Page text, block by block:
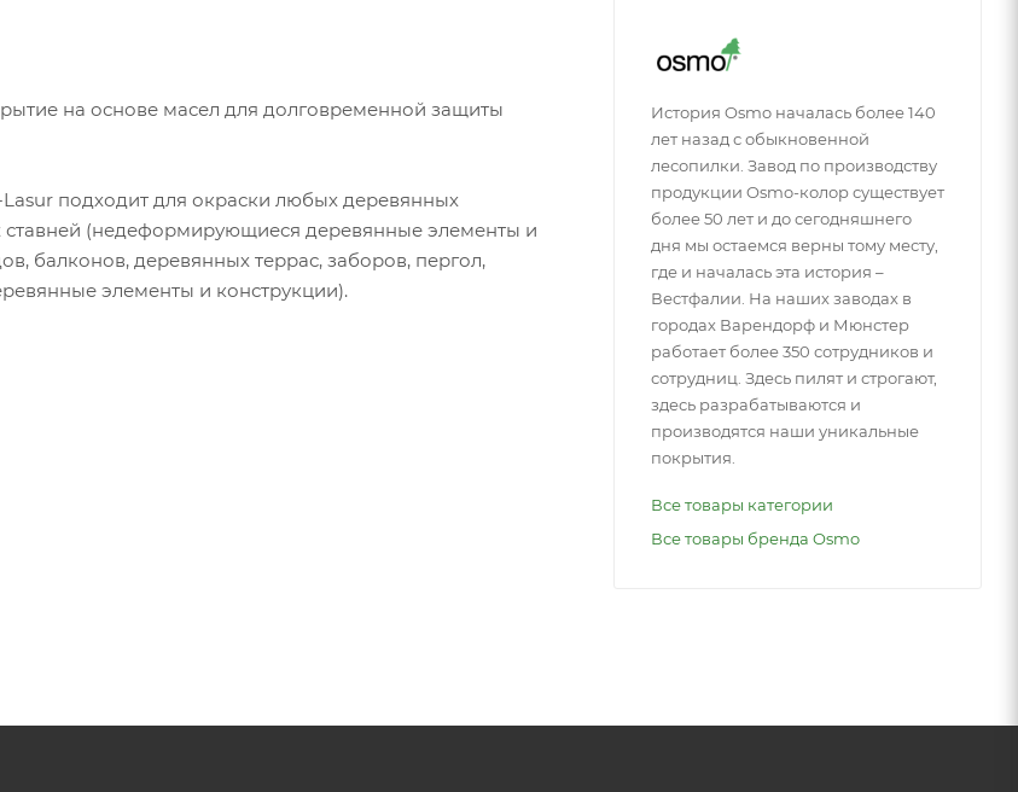
на основе масел для долговременной защиты
подходит для окраски любых деревянных
(недеформирующиеся деревянные элементы и
балконов, деревянных террас, заборов, пергол,
элементы и конструкции).
История Osmo началась более 140
лет назад с обыкновенной
лесопилки. Завод по производству
продукции Osmo-колор существует
более 50 лет и до сегодняшнего
дня мы остаемся верны тому месту,
где и началась эта история –
Вестфалии. На наших заводах в
городах Варендорф и Мюнстер
работает более 350 сотрудников и
сотрудниц. Здесь пилят и строгают,
здесь разрабатываются и
производятся наши уникальные
покрытия.
Все товары категории
Все товары бренда Osmo